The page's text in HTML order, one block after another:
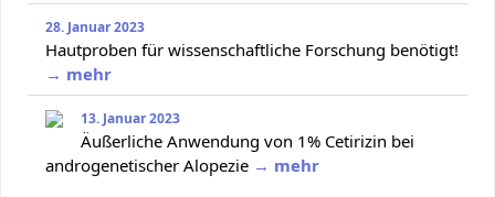
28. Januar 2023
Hautproben für wissenschaftliche Forschung benötigt!
→ mehr
13. Januar 2023
Äußerliche Anwendung von 1% Cetirizin bei
androgenetischer Alopezie → mehr